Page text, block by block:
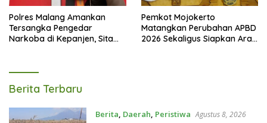
Polres Malang Amankan
Tersangka Pengedar
Narkoba di Kepanjen, Sita
Pemkot Mojokerto
Matangkan Perubahan APBD
2026 Sekaligus Siapkan Arah
Tagarterkini
Berita Terbaru
Berita, Daerah, Peristiwa Agustus 8, 2026